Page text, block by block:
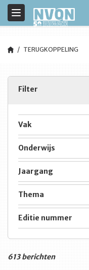
Toggle
navigation
TERUGKOPPELING
Filter
Vak
Onderwijs
Jaargang
Thema
Editie nummer
613 berichten